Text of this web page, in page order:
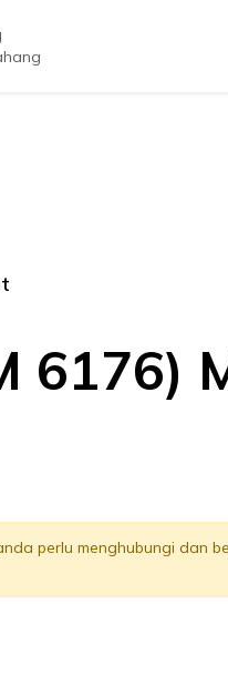
6176)
perlu menghubungi dan